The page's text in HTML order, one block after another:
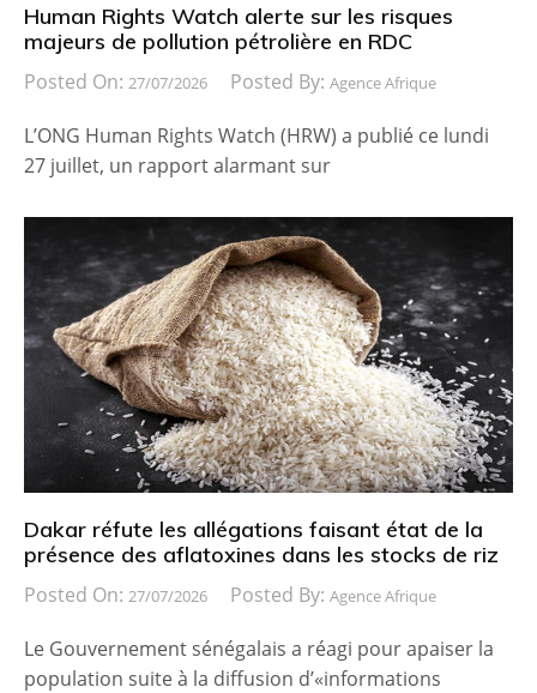
Human Rights Watch alerte sur les risques
majeurs de pollution pétrolière en RDC
Posted On: 27/07/2026 Posted By: Agence Afrique
L’ONG Human Rights Watch (HRW) a publié ce lundi
27 juillet, un rapport alarmant sur
Dakar réfute les allégations faisant état de la
présence des aflatoxines dans les stocks de riz
Posted On: 27/07/2026 Posted By: Agence Afrique
Le Gouvernement sénégalais a réagi pour apaiser la
population suite à la diffusion d’«informations